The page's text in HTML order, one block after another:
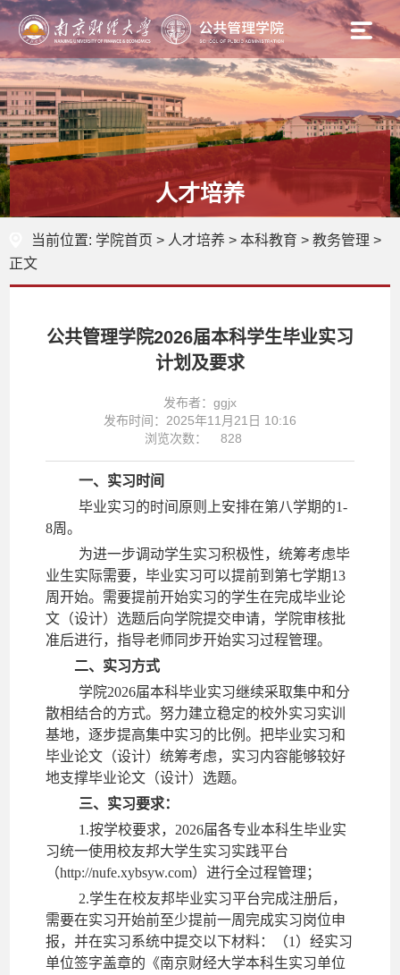
人才培养
当前位置: 学院首页 > 人才培养 > 本科教育 > 教务管理 >
正文
公共管理学院2026届本科学生毕业实习
计划及要求
发布者：ggjx
发布时间：2025年11月21日 10:16
浏览次数：
828
一、实习时间
毕业实习的时间原则上安排在第八学期的1-
8周。
为进一步调动学生实习积极性，统筹考虑毕
业生实际需要，毕业实习可以提前到第七学期13
周开始。需要提前开始实习的学生在完成毕业论
文（设计）选题后向学院提交申请，学院审核批
准后进行，指导老师同步开始实习过程管理。
二、实习方式
学院2026届本科毕业实习继续采取集中和分
散相结合的方式。努力建立稳定的校外实习实训
基地，逐步提高集中实习的比例。把毕业实习和
毕业论文（设计）统筹考虑，实习内容能够较好
地支撑毕业论文（设计）选题。
三、实习要求：
1.按学校要求，2026届各专业本科生毕业实
习统一使用校友邦大学生实习实践平台
（http://nufe.xybsyw.com）进行全过程管理 ；
2.学生在校友邦毕业实习平台完成注册后，
需要在实习开始前至少提前一周完成实习岗位申
报，并在实习系统中提交以下材料：（1）经实习
单位签字盖章的《南京财经大学本科生实习单位